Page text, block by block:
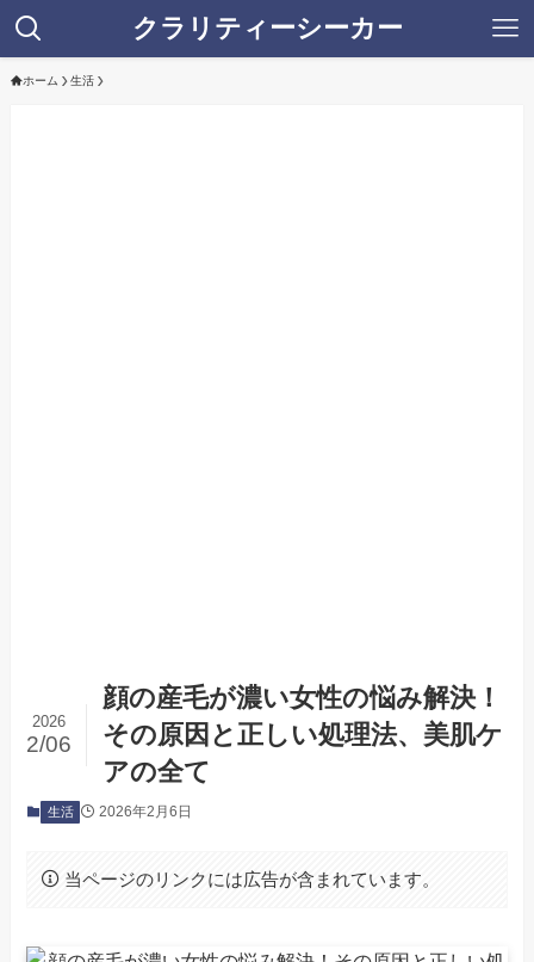
クラリティーシーカー
ホーム 生活
顔の産毛が濃い女性の悩み解決！
その原因と正しい処理法、美肌ケ
アの全て
2026
2/06
生活 2026年2月6日
当ページのリンクには広告が含まれています。